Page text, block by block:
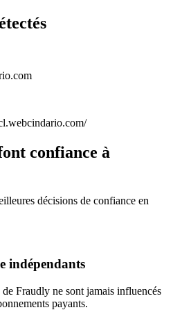
confiance à
décisions de confiance en
indépendants
Fraudly ne sont jamais influencés
payants.